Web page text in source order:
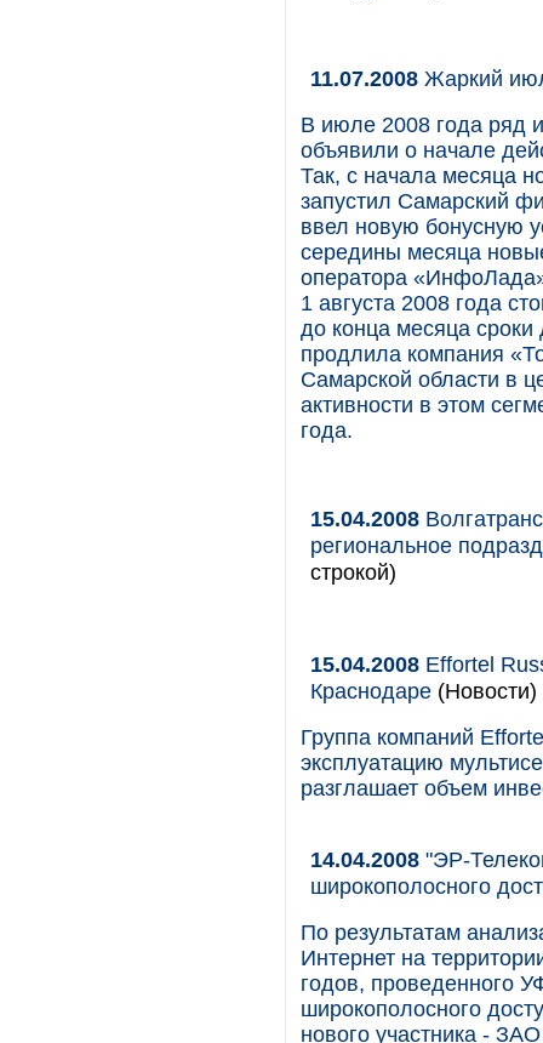
11.07.2008 Жаркий
В июле 2008 года ряд
объявили о начале
Так, с начала месяца
запустил Самарский
ввел новую бонусную
середины месяца
оператора
1 августа 2008 года
до конца месяца
продлила компания
Самарской области в
активности в этом
года.
15.04.2008
региональное
строкой)
15.04.2008 Effortel
Краснодаре (Новости)
Группа компаний
эксплуатацию
разглашает объем
14.04.2008 "ЭР-
широкополосного
По результатам
Интернет на
годов, проведенного
широкополосного
нового участника -